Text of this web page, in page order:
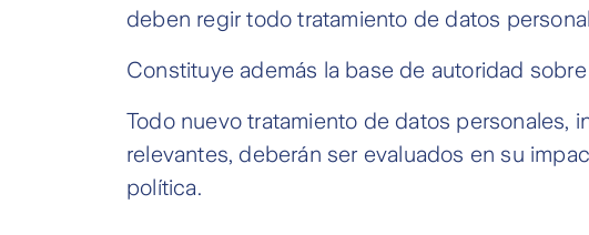
deben regir todo tratamiento de datos
Constituye además la base de autoridad
Todo nuevo tratamiento de datos personales,
relevantes, deberán ser evaluados en su
política.